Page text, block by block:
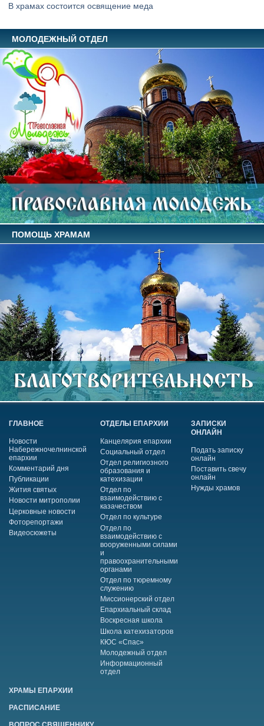
В храмах состоится освящение меда
МОЛОДЕЖНЫЙ ОТДЕЛ
ПОМОЩЬ ХРАМАМ
ГЛАВНОЕ
Новости
Набережночелнинской
епархии
Комментарий дня
Публикации
Жития святых
Новости митрополии
Церковные новости
Фоторепортажи
Видеосюжеты
ОТДЕЛЫ ЕПАРХИИ
Канцелярия епархии
Социальный отдел
Отдел религиозного
образования и
катехизации
Отдел по
взаимодействию с
казачеством
Отдел по культуре
Отдел по
взаимодействию с
вооруженными силами
и
правоохранительными
органами
Отдел по тюремному
служению
Миссионерский отдел
Епархиальный склад
Воскресная школа
Школа катехизаторов
КЮС «Спас»
Молодежный отдел
Информационный
отдел
ЗАПИСКИ
ОНЛАЙН
Подать записку
онлайн
Поставить свечу
онлайн
Нужды храмов
ХРАМЫ ЕПАРХИИ
РАСПИСАНИЕ